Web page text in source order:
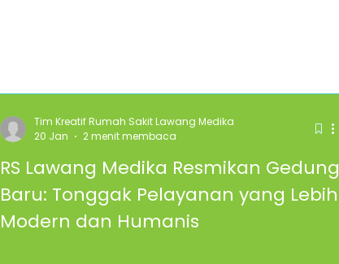
RS Lawang Medika Resmikan Gedung
Baru: Tonggak Pelayanan yang Lebih
Modern dan Humanis
Tim Kreatif Rumah Sakit Lawang Medika
20 Jan
2 menit membaca